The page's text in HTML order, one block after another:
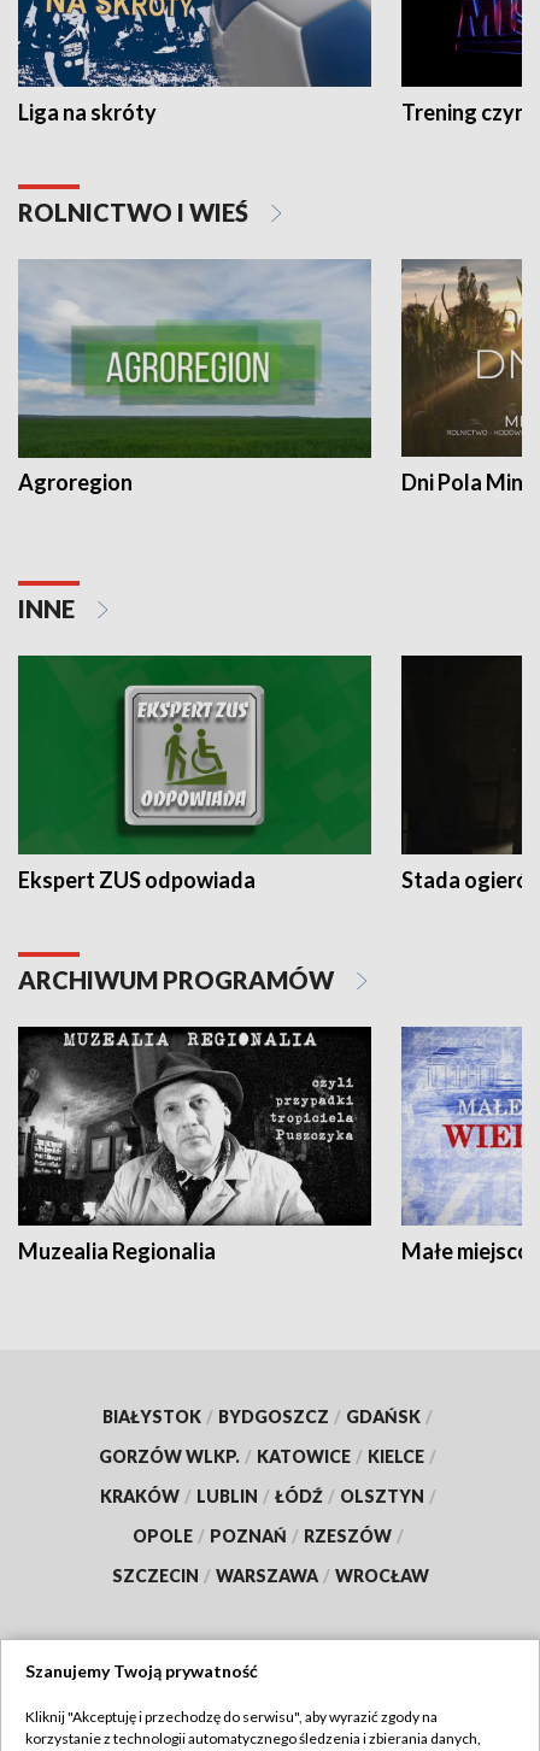
Liga na skróty Trening czyni
ROLNICTWO I WIEŚ
Agroregion Dni Pola
INNE
Ekspert ZUS odpowiada Stada
ARCHIWUM PROGRAMÓW
Muzealia Regionalia Małe
BIAŁYSTOK / BYDGOSZCZ / GDAŃSK /
GORZÓW WLKP. / KATOWICE / KIELCE /
KRAKÓW / LUBLIN / ŁÓDŹ / OLSZTYN /
OPOLE / POZNAŃ / RZESZÓW /
SZCZECIN / WARSZAWA / WROCŁAW
TVP
Szanujemy Twoją prywatność
Kliknij "Akceptuję i przechodzę do serwisu", aby wyrazić zgody na
korzystanie z technologii automatycznego śledzenia i zbierania danych,